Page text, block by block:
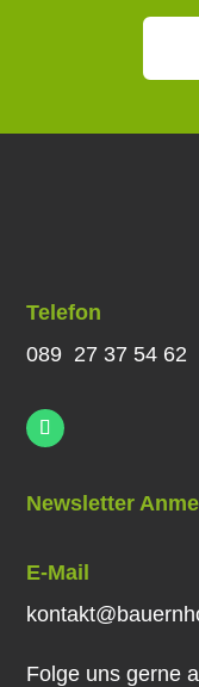
Telefon
089 27 37 54 62
Newsletter
E-Mail
Folge uns gerne